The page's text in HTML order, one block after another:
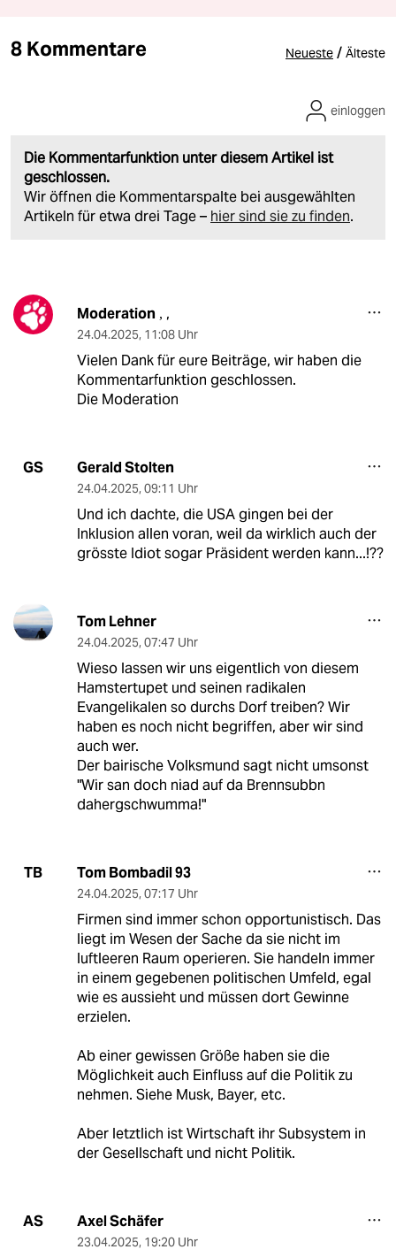
8 Kommentare Neueste / Älteste
Die Kommentarfunktion unter diesem Artikel ist
geschlossen.
Wir öffnen die Kommentarspalte bei ausgewählten
Artikeln für etwa drei Tage – hier sind sie zu finden.
einloggen
Moderation, ,
24.04.2025, 11:08 Uhr
Vielen Dank für eure Beiträge, wir haben die
Kommentarfunktion geschlossen.
Die Moderation
GS Gerald Stolten
24.04.2025, 09:11 Uhr
Und ich dachte, die USA gingen bei der
Inklusion allen voran, weil da wirklich auch der
grösste Idiot sogar Präsident werden kann...!??
Tom Lehner
24.04.2025, 07:47 Uhr
Wieso lassen wir uns eigentlich von diesem
Hamstertupet und seinen radikalen
Evangelikalen so durchs Dorf treiben? Wir
haben es noch nicht begriffen, aber wir sind
auch wer.
Der bairische Volksmund sagt nicht umsonst
"Wir san doch niad auf da Brennsubbn
dahergschwumma!"
TB Tom Bombadil 93
24.04.2025, 07:17 Uhr
Firmen sind immer schon opportunistisch. Das
liegt im Wesen der Sache da sie nicht im
luftleeren Raum operieren. Sie handeln immer
in einem gegebenen politischen Umfeld, egal
wie es aussieht und müssen dort Gewinne
erzielen.
Ab einer gewissen Größe haben sie die
Möglichkeit auch Einfluss auf die Politik zu
nehmen. Siehe Musk, Bayer, etc.
Aber letztlich ist Wirtschaft ihr Subsystem in
der Gesellschaft und nicht Politik.
AS Axel Schäfer
23.04.2025, 19:20 Uhr